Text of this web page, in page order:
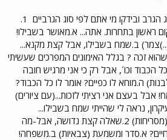
ובידקו מי אתם לפי סוג הגרביים
1.
ראשון בתחרות. אתה... א.מאושר בשבילו!
ב.שמח בשבילו, אבל קצת מקנא...
זכה ? בגלל האימונים המפרכים שעשיתי
הכבוד וכו´, אבל רק כי אני מרגיש חובה
ה.מוחא לו כפיים? אומר לו כל הכבוד?
אבל בעצם אני רציתי לזכות...(עם ציורים)
נראה לי שהייתי שמח בשבילו...
(גרביונים) ח.אין לי חברים.(מסריחות) 2.שאלה קצת נדושה, אבל-מה
א.סדר ומשמעת (צבאיות) ב.משפחה!